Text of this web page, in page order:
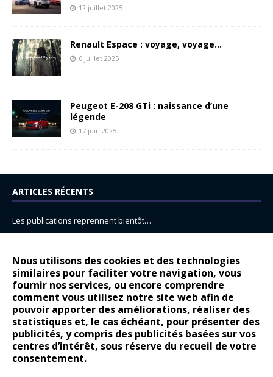
Nous utilisons des cookies et des technologies
similaires pour faciliter votre navigation, vous
fournir nos services, ou encore comprendre
comment vous utilisez notre site web afin de
pouvoir apporter des améliorations, réaliser des
statistiques et, le cas échéant, pour présenter des
publicités, y compris des publicités basées sur vos
centres d’intérêt, sous réserve du recueil de votre
consentement.
12 juillet 2025
Renault Espace : voyage, voyage…
6 juillet 2025
Peugeot E-208 GTi : naissance d’une
légende
17 juin 2025
ARTICLES RÉCENTS
Les publications reprennent bientôt…
14 juillet : nouveau film de marque pour Citroën
Renault Espace : voyage, voyage…
Peugeot E-208 GTi : naissance d’une légende
COMMENTAIRES RÉCENTS
Bernard DardartdansDacia Sandero : pour les gens vrais